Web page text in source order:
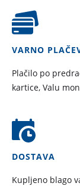
VARNO
Plačilo po
kartice, Valu
DOSTAVA
Kupljeno blago